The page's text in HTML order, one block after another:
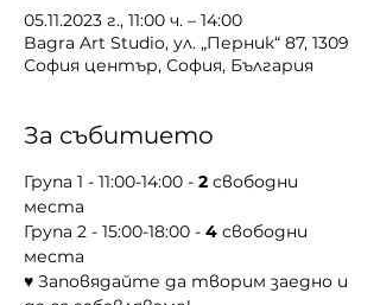
05.11.2023 г., 11:00 ч. – 14:00
Bagra Art Studio, ул. „Перник“ 87, 1309
София център, София, България
За събитието
Група 1 - 11:00-14:00 - 2 свободни
места
Група 2 - 15:00-18:00 - 4 свободни
места
♥ Заповядайте да творим заедно и